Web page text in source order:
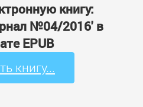
книгу:
№04/2016' в
EPUB
книгу...